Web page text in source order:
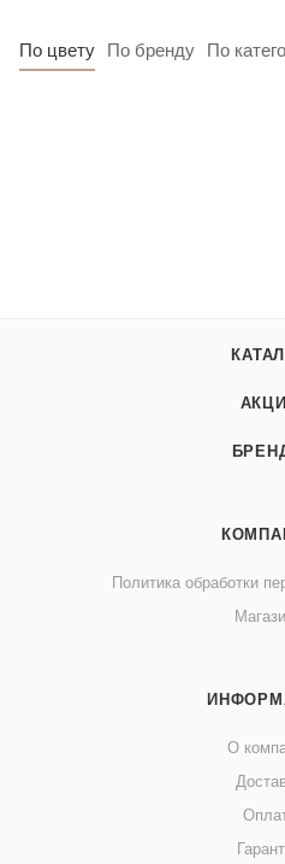
По цвету По бренду По
Политика обработки
О